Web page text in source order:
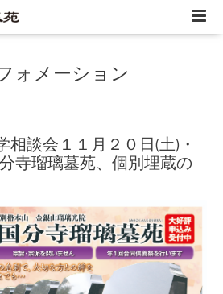
ォメーション
相談会１１月２０日(土)・
寺瑠璃墓苑、個別埋蔵の